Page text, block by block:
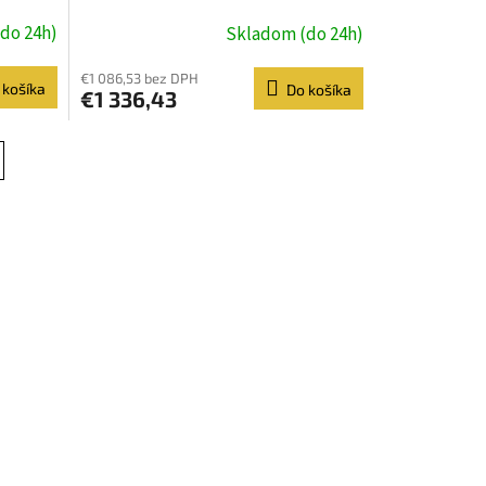
24h)
košíka
5050/Linux/Black/2RSkladom (do 24h)
€1 086,53 bez DPH
€1 336,43 Do košíka